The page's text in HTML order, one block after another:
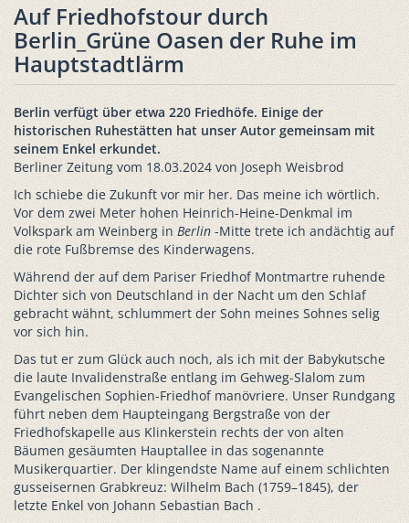
Auf Friedhofstour durch
Berlin_Grüne Oasen der Ruhe im
Hauptstadtlärm
Berlin verfügt über etwa 220 Friedhöfe. Einige der
historischen Ruhestätten hat unser Autor gemeinsam mit
seinem Enkel erkundet.
Berliner Zeitung vom 18.03.2024 von Joseph Weisbrod
Ich schiebe die Zukunft vor mir her. Das meine ich wörtlich.
Vor dem zwei Meter hohen Heinrich-Heine-Denkmal im
Volkspark am Weinberg in Berlin -Mitte trete ich andächtig auf
die rote Fußbremse des Kinderwagens.
Während der auf dem Pariser Friedhof Montmartre ruhende
Dichter sich von Deutschland in der Nacht um den Schlaf
gebracht wähnt, schlummert der Sohn meines Sohnes selig
vor sich hin.
Das tut er zum Glück auch noch, als ich mit der Babykutsche
die laute Invalidenstraße entlang im Gehweg-Slalom zum
Evangelischen Sophien-Friedhof manövriere. Unser Rundgang
führt neben dem Haupteingang Bergstraße von der
Friedhofskapelle aus Klinkerstein rechts der von alten
Bäumen gesäumten Hauptallee in das sogenannte
Musikerquartier. Der klingendste Name auf einem schlichten
gusseisernen Grabkreuz: Wilhelm Bach (1759–1845), der
letzte Enkel von Johann Sebastian Bach .